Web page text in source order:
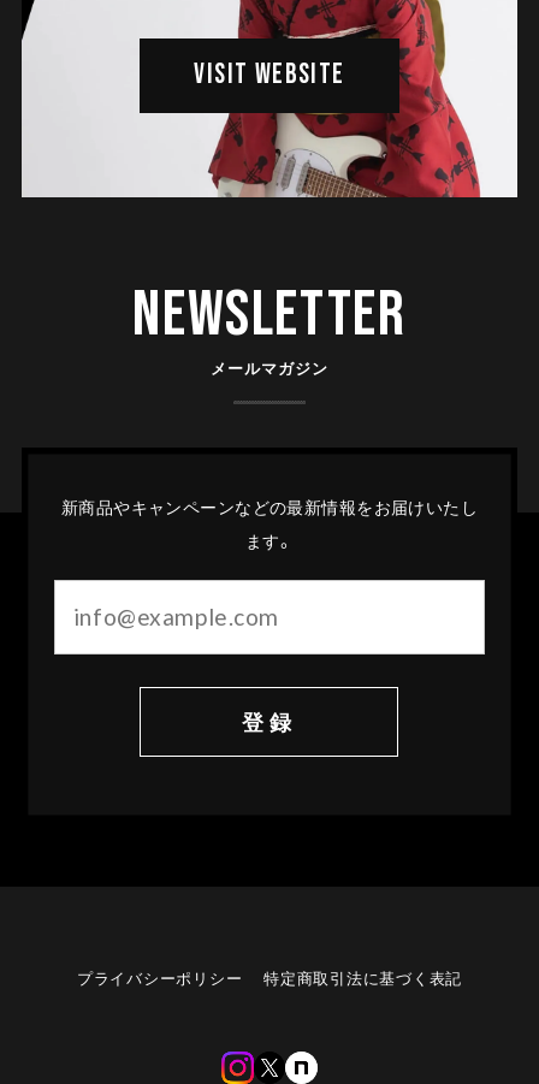
VISIT WEBSITE
Newsletter
メールマガジン
新商品やキャンペーンなどの最新情報をお届けいたし
ます。
登録
プライバシーポリシー 特定商取引法に基づく表記